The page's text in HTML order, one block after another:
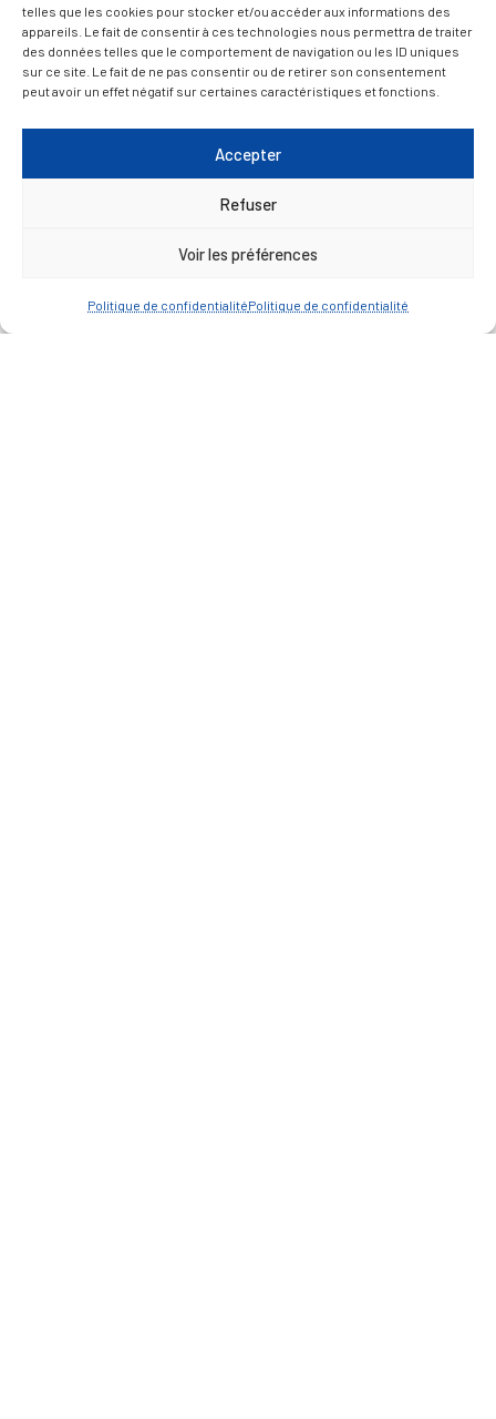
telles que les cookies pour stocker et/ou accéder aux informations des
appareils. Le fait de consentir à ces technologies nous permettra de traiter
des données telles que le comportement de navigation ou les ID uniques
sur ce site. Le fait de ne pas consentir ou de retirer son consentement
peut avoir un effet négatif sur certaines caractéristiques et fonctions.
Accepter
Refuser
Voir les préférences
Politique de confidentialitéPolitique de confidentialité
ACCÈS RAPIDE
Travaux
Marchés publics
Annuaire des associations
Espace agent